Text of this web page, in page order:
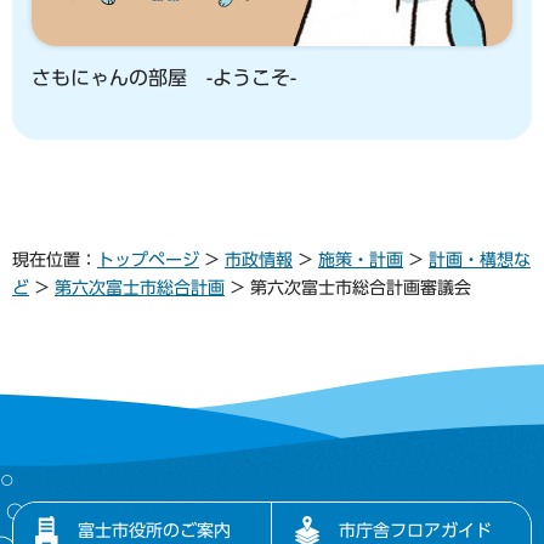
さもにゃんの部屋 -ようこそ-
現在位置： トップページ > 市政情報 > 施策・計画 > 計画・構想な
ど > 第六次富士市総合計画 > 第六次富士市総合計画審議会
富士市役所のご案内 市庁舎フロアガイド